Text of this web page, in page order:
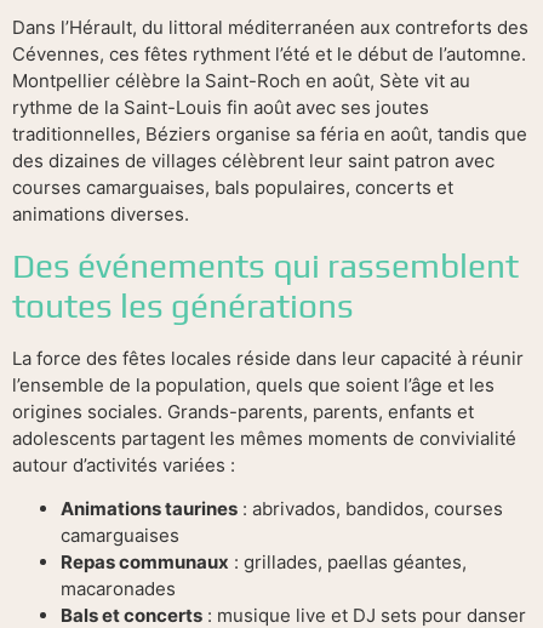
Dans l’Hérault, du littoral méditerranéen aux contreforts des
Cévennes, ces fêtes rythment l’été et le début de l’automne.
Montpellier célèbre la Saint-Roch en août, Sète vit au
rythme de la Saint-Louis fin août avec ses joutes
traditionnelles, Béziers organise sa féria en août, tandis que
des dizaines de villages célèbrent leur saint patron avec
courses camarguaises, bals populaires, concerts et
animations diverses.
Des événements qui rassemblent
toutes les générations
La force des fêtes locales réside dans leur capacité à réunir
l’ensemble de la population, quels que soient l’âge et les
origines sociales. Grands-parents, parents, enfants et
adolescents partagent les mêmes moments de convivialité
autour d’activités variées :
Animations taurines : abrivados, bandidos, courses
camarguaises
Repas communaux : grillades, paellas géantes,
macaronades
Bals et concerts : musique live et DJ sets pour danser